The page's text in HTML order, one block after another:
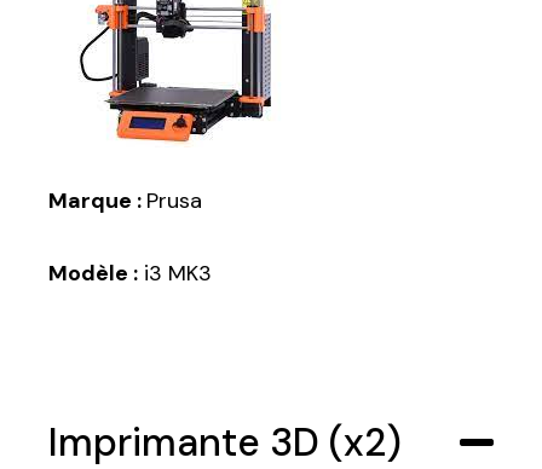
Marque : Prusa
Modèle : i3 MK3
Imprimante 3D (x2)